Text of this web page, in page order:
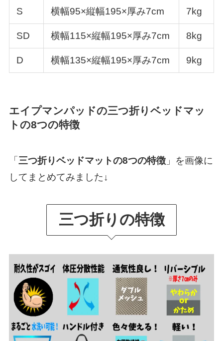
S 横幅95×縦幅195×厚み7cm 7kg
SD 横幅115×縦幅195×厚み7cm 8kg
D 横幅135×縦幅195×厚み7cm 9kg
エイプマンパッドの三つ折りベッドマッ
トの8つの特徴
「 三つ折りベッドマットの8つの特徴」を画像に
してまとめてみました↓
三つ折りの特徴